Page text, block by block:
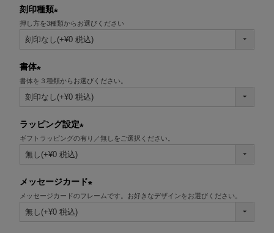
刻印種類
(必
須)
押し方を3種類からお選びください
書体
(必
須)
書体を３種類からお選びください。
ラッピング設定
(必
ギフトラッピングの有り／無しをご選択ください。
メッセージカード
(必
メッセージカードのフレームです。お好きなデザインをお選びください。